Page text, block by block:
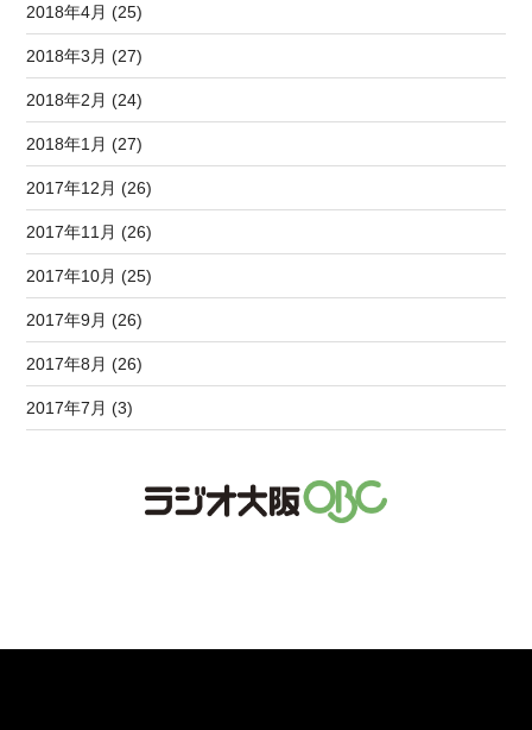
2018年4月 (25)
2018年3月 (27)
2018年2月 (24)
2018年1月 (27)
2017年12月 (26)
2017年11月 (26)
2017年10月 (25)
2017年9月 (26)
2017年8月 (26)
2017年7月 (3)